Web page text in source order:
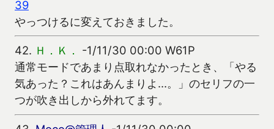
39
やっつけるに変えておきました。
42. Ｈ．Ｋ．
-1/11/30 00:00 W61P
通常モードであまり点取れなかったとき、「やる
気あった？これはあんまりよ…。」のセリフの一
つが吹き出しから外れてます。